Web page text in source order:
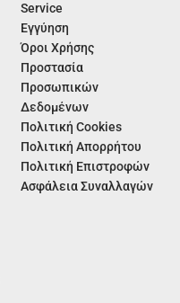
Service
Εγγύηση
Όροι Χρήσης
Προστασία
Προσωπικών
Δεδομένων
Πολιτική Cookies
Πολιτική Απορρήτου
Πολιτική Επιστροφών
Ασφάλεια Συναλλαγών